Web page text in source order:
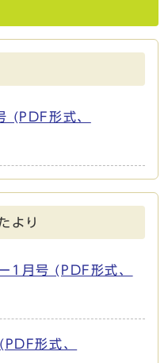
(PDF形式、
より
1月号 (PDF形式、
形式、